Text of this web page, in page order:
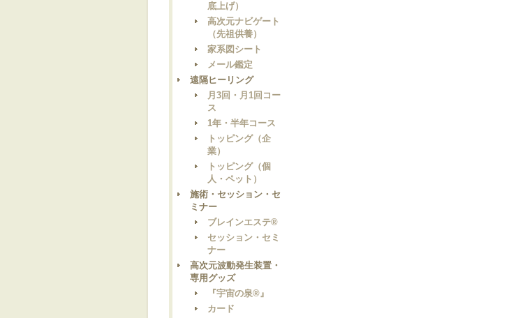
底上げ）
高次元ナビゲート
（先祖供養）
家系図シート
メール鑑定
遠隔ヒーリング
月3回・月1回コー
ス
1年・半年コース
トッピング（企
業）
トッピング（個
人・ペット）
施術・セッション・セ
ミナー
ブレインエステ®
セッション・セミ
ナー
高次元波動発生装置・
専用グッズ
『宇宙の泉®』
カード